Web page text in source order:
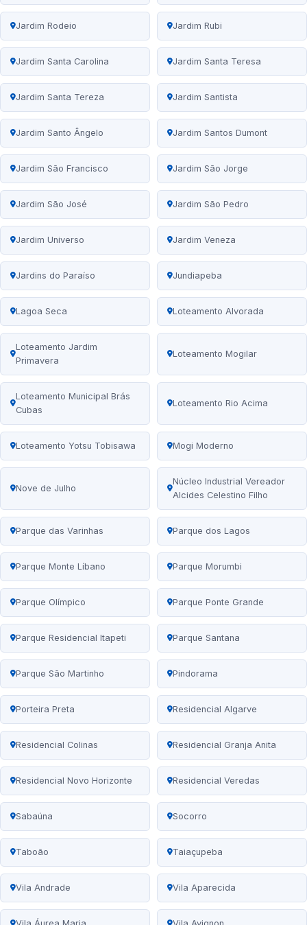
Jardim Rodeio Jardim Rubi
Jardim Santa Carolina Jardim Santa Teresa
Jardim Santa Tereza Jardim Santista
Jardim Santo Ângelo Jardim Santos Dumont
Jardim São Francisco Jardim São Jorge
Jardim São José Jardim São Pedro
Jardim Universo Jardim Veneza
Jardins do Paraíso Jundiapeba
Lagoa Seca Loteamento Alvorada
Loteamento Jardim
Primavera
Loteamento Mogilar
Loteamento Municipal Brás
Cubas
Loteamento Rio Acima
Loteamento Yotsu Tobisawa Mogi Moderno
Nove de Julho
Núcleo Industrial Vereador
Alcides Celestino Filho
Parque das Varinhas Parque dos Lagos
Parque Monte Líbano Parque Morumbi
Parque Olímpico Parque Ponte Grande
Parque Residencial Itapeti Parque Santana
Parque São Martinho Pindorama
Porteira Preta Residencial Algarve
Residencial Colinas Residencial Granja Anita
Residencial Novo Horizonte Residencial Veredas
Sabaúna Socorro
Taboão Taiaçupeba
Vila Andrade Vila Aparecida